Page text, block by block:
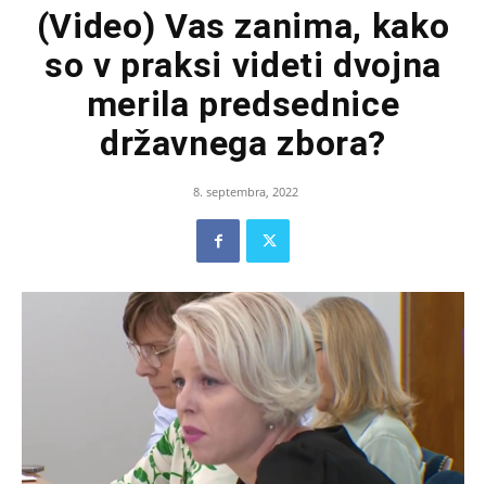
(Video) Vas zanima, kako
so v praksi videti dvojna
merila predsednice
državnega zbora?
8. septembra, 2022